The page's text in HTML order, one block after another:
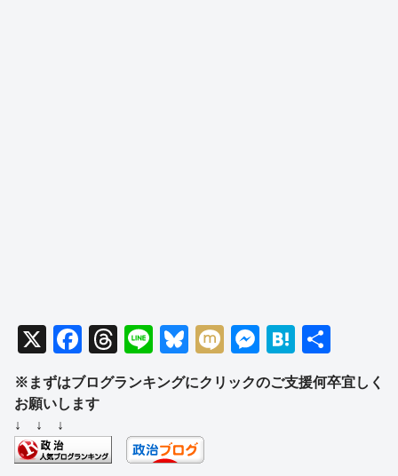
X
F
a
c
b
T
hr
e
d
Li
n
e
Bl
e
y
M
ixi
M
ss
H
at
e
有
※まずはブログランキングにクリックのご支援何卒宜しく
お願いします
↓ ↓ ↓